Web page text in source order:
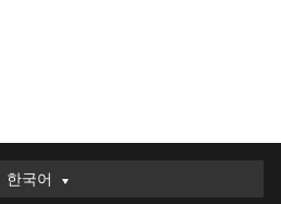
한국어
한국어